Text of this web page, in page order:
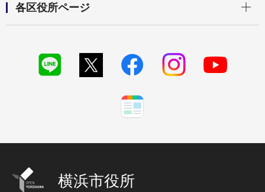
各区役所ページ
横浜市役所